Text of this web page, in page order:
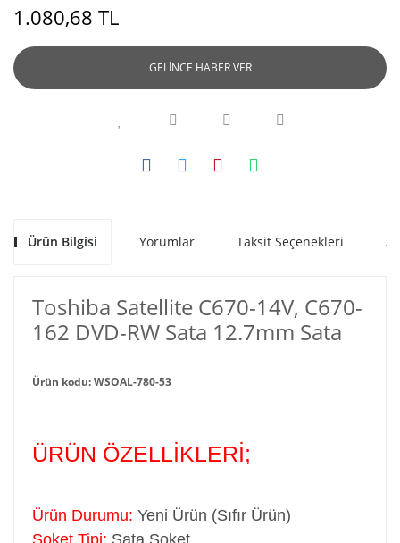
1.080,68 TL
GELİNCE HABER VER
Ürün Bilgisi Yorumlar Taksit Seçenekleri
Toshiba Satellite C670-14V, C670-
162 DVD-RW Sata 12.7mm Sata
Ürün kodu: WSOAL-780-53
ÜRÜN ÖZELLİKLERİ;
Ürün Durumu: Yeni Ürün (Sıfır Ürün)
Soket Tipi: Sata Soket